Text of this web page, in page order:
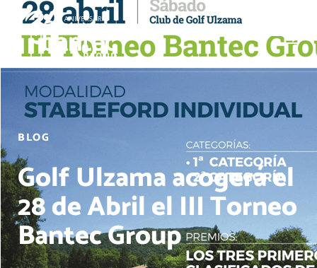
BLOG
Golf Ulzama acogerá el
28 de Abril el III Torneo
Bantec Group